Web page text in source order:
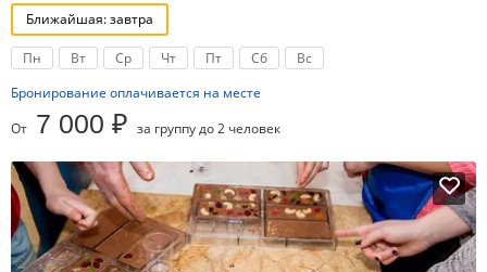
Ближайшая: завтра
Пн Вт Ср Чт Пт Сб
Вс
Бронирование оплачивается на месте
От 7 000 ₽ за группу до 2 человек